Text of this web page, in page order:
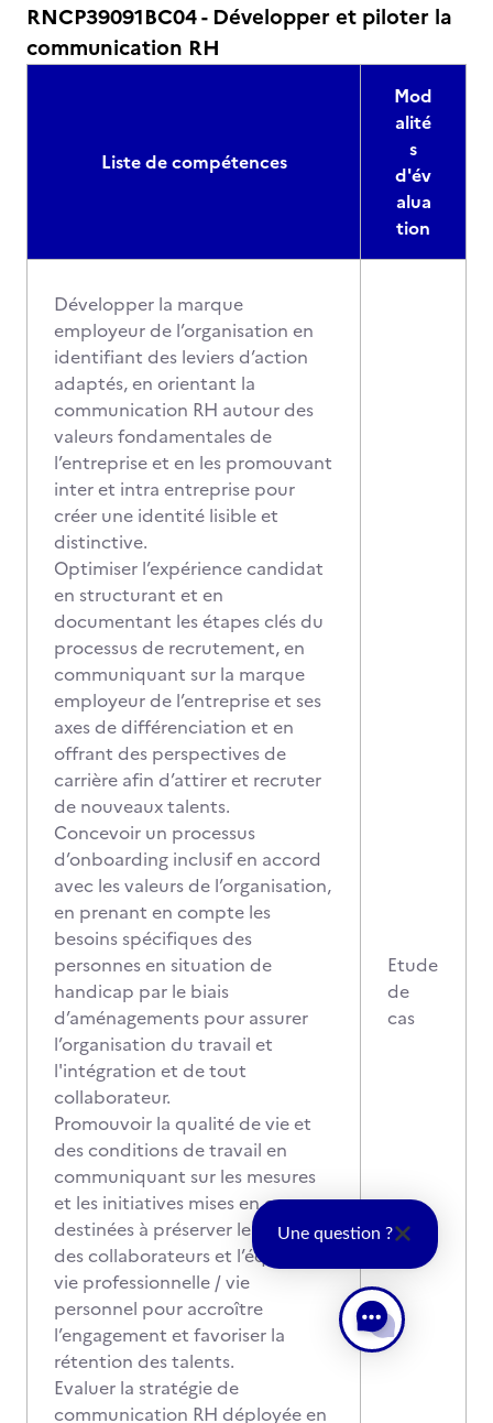
RNCP39091BC04 - Développer et piloter la
communication RH
Liste de compétences
Mod
alité
s
d'év
alua
tion
Développer la marque
employeur de l’organisation en
identifiant des leviers d’action
adaptés, en orientant la
communication RH autour des
valeurs fondamentales de
l’entreprise et en les promouvant
inter et intra entreprise pour
créer une identité lisible et
distinctive.
Optimiser l’expérience candidat
en structurant et en
documentant les étapes clés du
processus de recrutement, en
communiquant sur la marque
employeur de l’entreprise et ses
axes de différenciation et en
offrant des perspectives de
carrière afin d’attirer et recruter
de nouveaux talents.
Concevoir un processus
d’onboarding inclusif en accord
avec les valeurs de l’organisation,
en prenant en compte les
besoins spécifiques des
personnes en situation de
handicap par le biais
d’aménagements pour assurer
l’organisation du travail et
l'intégration et de tout
collaborateur.
Promouvoir la qualité de vie et
des conditions de travail en
communiquant sur les mesures
et les initiatives mises en œuvre
destinées à préserver le bien-être
des collaborateurs et l’équilibre
vie professionnelle / vie
personnel pour accroître
l’engagement et favoriser la
rétention des talents.
Evaluer la stratégie de
communication RH déployée en
Etude
de
cas
Une question ?